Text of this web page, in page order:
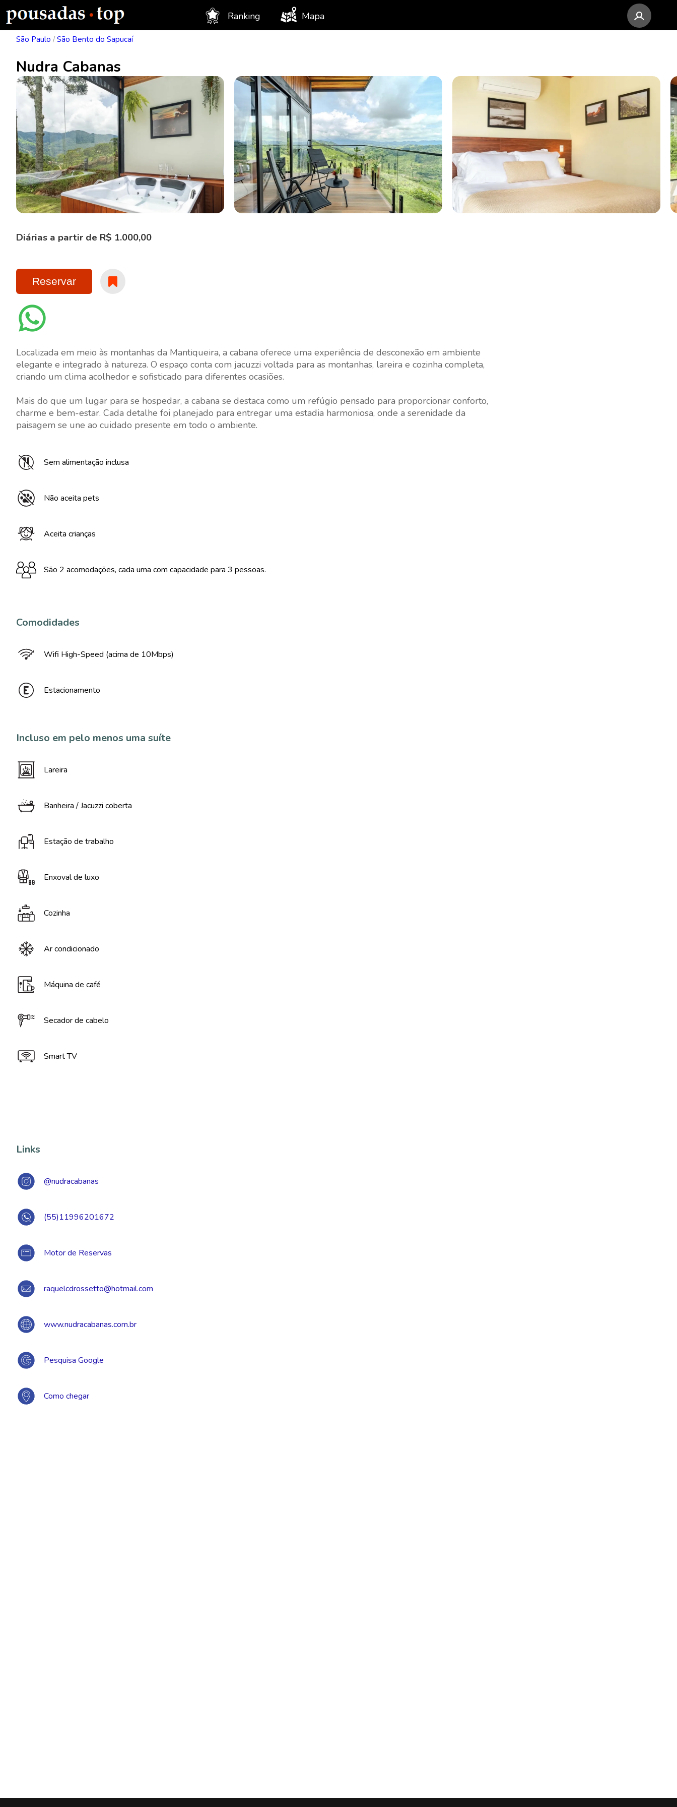
Ranking Mapa
São Paulo / São Bento do Sapucaí
Nudra Cabanas
Diárias a partir de R$ 1.000,00
Reservar
Localizada em meio às montanhas da Mantiqueira, a cabana oferece uma experiência de desconexão em ambiente
elegante e integrado à natureza. O espaço conta com jacuzzi voltada para as montanhas, lareira e cozinha completa,
criando um clima acolhedor e sofisticado para diferentes ocasiões.
Mais do que um lugar para se hospedar, a cabana se destaca como um refúgio pensado para proporcionar conforto,
charme e bem-estar. Cada detalhe foi planejado para entregar uma estadia harmoniosa, onde a serenidade da
paisagem se une ao cuidado presente em todo o ambiente.
Sem alimentação inclusa
Não aceita pets
Aceita crianças
São 2 acomodações, cada uma com capacidade para 3 pessoas.
Comodidades
Wifi High-Speed (acima de 10Mbps)
Estacionamento
Incluso em pelo menos uma suíte
Lareira
Banheira / Jacuzzi coberta
Estação de trabalho
Enxoval de luxo
Cozinha
Ar condicionado
Máquina de café
Secador de cabelo
Smart TV
Links
@nudracabanas
(55)11996201672
Motor de Reservas
raquelcdrossetto@hotmail.com
www.nudracabanas.com.br
Pesquisa Google
Como chegar